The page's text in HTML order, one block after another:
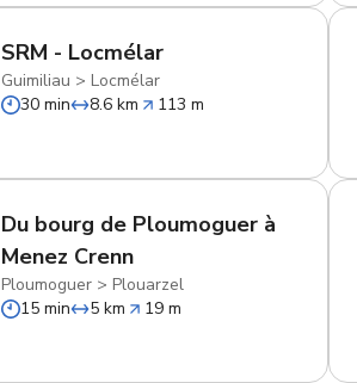
SRM - Locmélar
Guimiliau >Locmélar
30 min
8.6 km 113 m
Du bourg de Ploumoguer à
Menez Crenn
Ploumoguer >Plouarzel
15 min
5 km 19 m